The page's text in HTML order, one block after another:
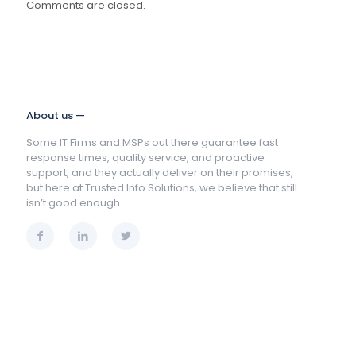
Comments are closed.
About us —
Some IT Firms and MSPs out there guarantee fast
response times, quality service, and proactive
support, and they actually deliver on their promises,
but here at Trusted Info Solutions, we believe that still
isn’t good enough.